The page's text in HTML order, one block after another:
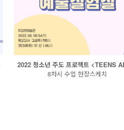
2022 청소년 주도 프로젝트 <TEENS
8차시 수업 현장스케치